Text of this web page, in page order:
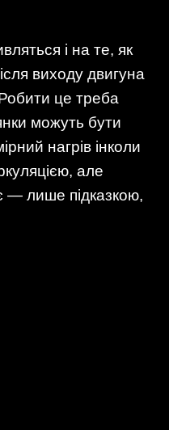
і на те, як
виходу двигуна
це треба
можуть бути
нагрів інколи
але
— лише підказкою,